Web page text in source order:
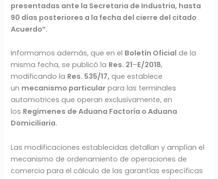
presentadas ante la Secretaria de Industria, hasta
90 días posteriores a la fecha del cierre del citado
Acuerdo”.
Informamos además, que en el Boletín Oficial de la
misma fecha, se publicó la Res. 21–E/2018,
modificando la Res. 535/17, que establece
un mecanismo particular para las terminales
automotrices que operan exclusivamente, en
los Regímenes de Aduana Factoría o Aduana
Domiciliaria.
Las modificaciones establecidas detallan y amplían el
mecanismo de ordenamiento de operaciones de
comercio para el cálculo de las garantías específicas